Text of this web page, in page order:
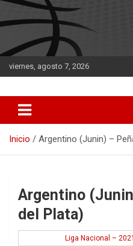
Saltar
al
contenido
viernes, agosto 7, 2026
DATA Basquet
Inicio Argentino (Junin) –
Argentino
del Plata)
Liga Nacional –